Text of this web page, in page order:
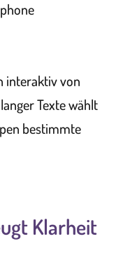
interaktiv von
Texte wählt
bestimmte
Klarheit